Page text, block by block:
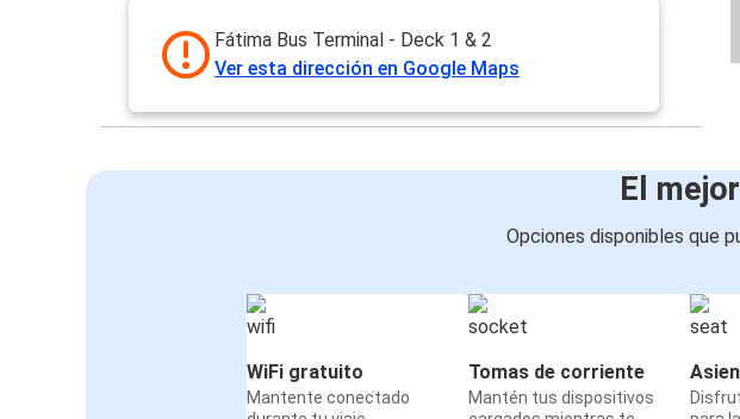
Fátima Bus Terminal - Deck 1 & 2
Ver esta dirección en Google Maps
El
Opciones disponibles que
WiFi gratuito
Mantente conectado
Tomas de corriente
Mantén tus dispositivos